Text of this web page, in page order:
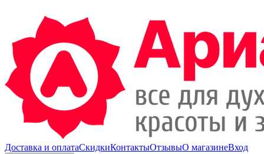
Доставка и оплатаСкидкиКонтактыОтзывыО магазинеВход